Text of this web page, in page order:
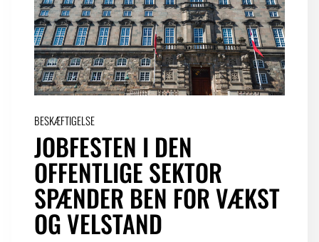
BESKÆFTIGELSE
JOBFESTEN I DEN
OFFENTLIGE SEKTOR
SPÆNDER BEN FOR VÆKST
OG VELSTAND